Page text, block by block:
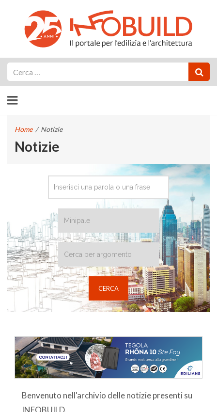
Home / Notizie
Notizie
Benvenuto nell'archivio delle notizie presenti su
INFOBUILD.